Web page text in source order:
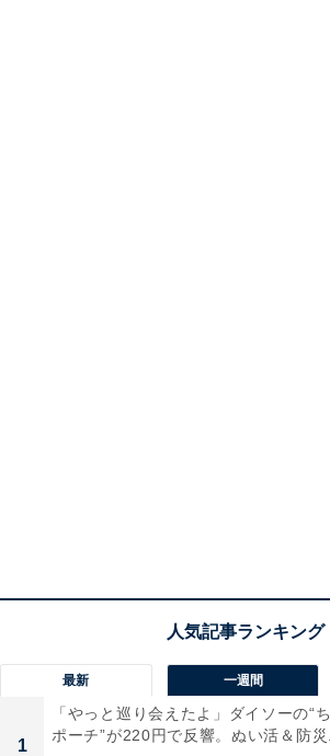
最新 一週間
1
「やっと巡り会えたよ」ダイソーの“
ポーチ”が220円で反響。ぬい活＆防災